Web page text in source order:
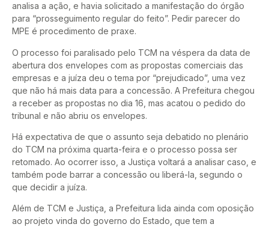
analisa a ação, e havia solicitado a manifestação do órgão
para “prosseguimento regular do feito”. Pedir parecer do
MPE é procedimento de praxe.
O processo foi paralisado pelo TCM na véspera da data de
abertura dos envelopes com as propostas comerciais das
empresas e a juíza deu o tema por “prejudicado”, uma vez
que não há mais data para a concessão. A Prefeitura chegou
a receber as propostas no dia 16, mas acatou o pedido do
tribunal e não abriu os envelopes.
Há expectativa de que o assunto seja debatido no plenário
do TCM na próxima quarta-feira e o processo possa ser
retomado. Ao ocorrer isso, a Justiça voltará a analisar caso, e
também pode barrar a concessão ou liberá-la, segundo o
que decidir a juíza.
Além de TCM e Justiça, a Prefeitura lida ainda com oposição
ao projeto vinda do governo do Estado, que tem a